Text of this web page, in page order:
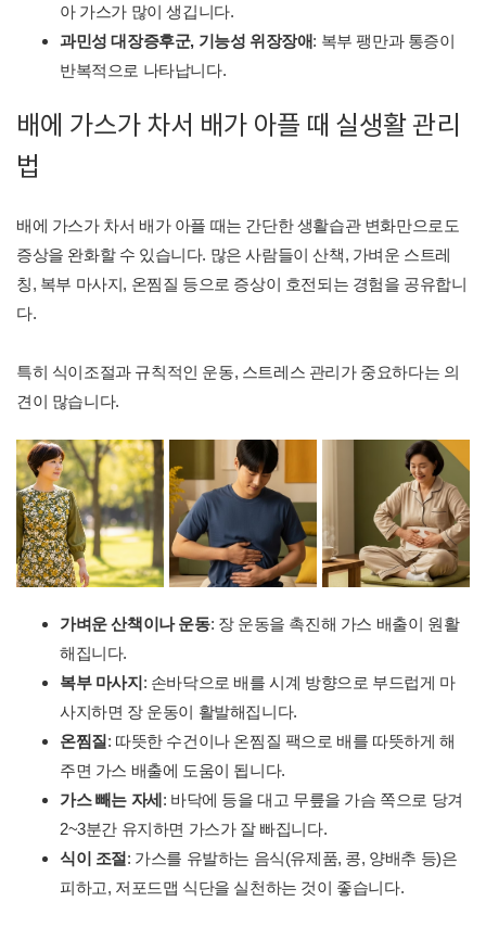
아 가스가 많이 생깁니다.
과민성 대장증후군, 기능성 위장장애: 복부 팽만과 통증이
반복적으로 나타납니다.
배에 가스가 차서 배가 아플 때 실생활 관리
법
배에 가스가 차서 배가 아플 때는 간단한 생활습관 변화만으로도
증상을 완화할 수 있습니다. 많은 사람들이 산책, 가벼운 스트레
칭, 복부 마사지, 온찜질 등으로 증상이 호전되는 경험을 공유합니
다.
특히 식이조절과 규칙적인 운동, 스트레스 관리가 중요하다는 의
견이 많습니다.
가벼운 산책이나 운동: 장 운동을 촉진해 가스 배출이 원활
해집니다.
복부 마사지: 손바닥으로 배를 시계 방향으로 부드럽게 마
사지하면 장 운동이 활발해집니다.
온찜질: 따뜻한 수건이나 온찜질 팩으로 배를 따뜻하게 해
주면 가스 배출에 도움이 됩니다.
가스 빼는 자세: 바닥에 등을 대고 무릎을 가슴 쪽으로 당겨
2~3분간 유지하면 가스가 잘 빠집니다.
식이 조절: 가스를 유발하는 음식(유제품, 콩, 양배추 등)은
피하고, 저포드맵 식단을 실천하는 것이 좋습니다.